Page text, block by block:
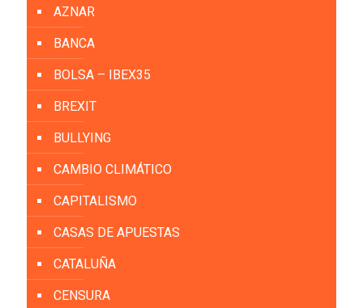
AZNAR
BANCA
BOLSA – IBEX35
BREXIT
BULLYING
CAMBIO CLIMÁTICO
CAPITALISMO
CASAS DE APUESTAS
CATALUÑA
CENSURA